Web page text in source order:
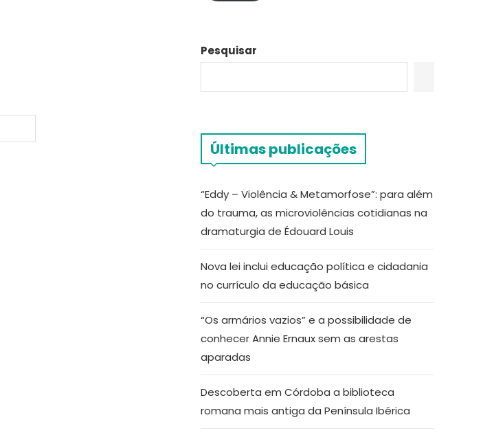
Pesquisar
Últimas publicações
“Eddy – Violência & Metamorfose”: para além
do trauma, as microviolências cotidianas na
dramaturgia de Édouard Louis
Nova lei inclui educação política e cidadania
no currículo da educação básica
“Os armários vazios” e a possibilidade de
conhecer Annie Ernaux sem as arestas
aparadas
Descoberta em Córdoba a biblioteca
romana mais antiga da Península Ibérica